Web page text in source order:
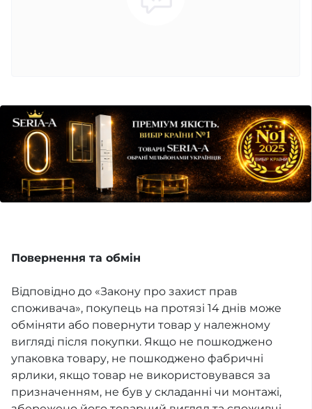
Повернення та обмін
Відповідно до «Закону про захист прав
споживача», покупець на протязі 14 днів може
обміняти або повернути товар у належному
вигляді після покупки. Якщо не пошкоджено
упаковка товару, не пошкоджено фабричні
ярлики, якщо товар не використовувався за
призначенням, не був у складанні чи монтажі,